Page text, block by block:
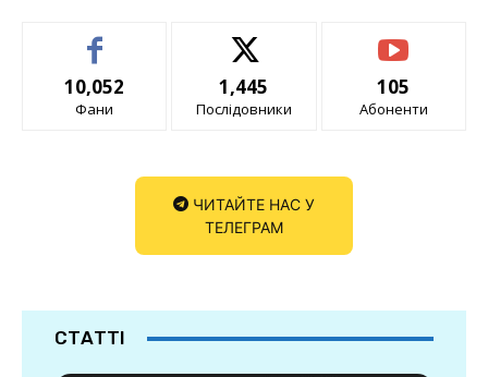
10,052
Фани
1,445
Послідовники
105
Абоненти
ЧИТАЙТЕ НАС У
ТЕЛЕГРАМ
СТАТТІ